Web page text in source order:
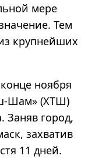
мере
Тем
крупнейших
ноября
Шам» (ХТШ)
Заняв город,
захватив
11 дней.